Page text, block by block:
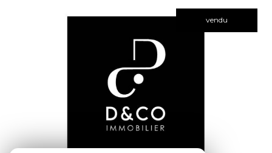
vendu
voir le bien